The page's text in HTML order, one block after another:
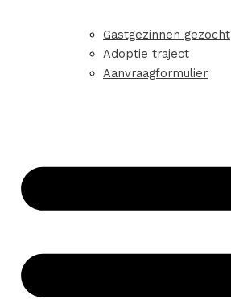
Gastgezinnen gezocht
Adoptie traject
Aanvraagformulier